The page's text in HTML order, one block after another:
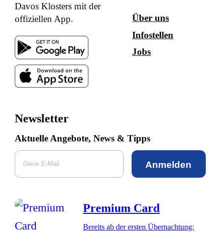
Davos Klosters mit der
offiziellen App.
Über uns
Infostellen
Jobs
Newsletter
Aktuelle Angebote, News & Tipps
Anmelden
Premium Card
Bereits ab der ersten Übernachtung: